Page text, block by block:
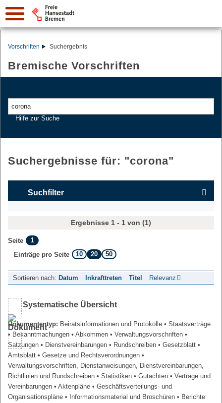
Vorschriften Suchergebnis
Bremische Vorschriften
Hilfe zur Suche
Suchergebnisse für: "corona"
Suchfilter
Ergebnisse 1 - 1 von (1)
Seite
1
Einträge pro Seite
10 20 50
Sortieren nach: Datum Inkrafttreten Titel Relevanz
Systematische Übersicht
Dokumententyp: Beiratsinformationen und Protokolle • Staatsverträge
• Bekanntmachungen • Abkommen • Verwaltungsvorschriften •
Satzungen • Dienstvereinbarungen • Rundschreiben • Gesetzblatt •
Amtsblatt • Gesetze und Rechtsverordnungen •
Verwaltungsvorschriften, Dienstanweisungen, Dienstvereinbarungen,
Richtlinien und Rundschreiben • Statistiken • Gutachten • Verträge und
Vereinbarungen • Aktenpläne • Geschäftsverteilungs- und
Organisationspläne • Informationsmaterial und Broschüren • Berichte